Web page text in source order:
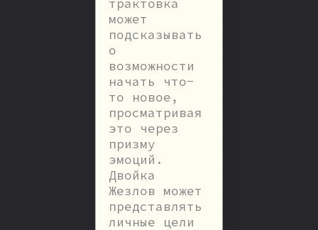
трактовка
может
подсказывать
о
возможности
начать что-
то новое,
просматривая
это через
призму
эмоций.
Двойка
Жезлов может
представлять
личные цели